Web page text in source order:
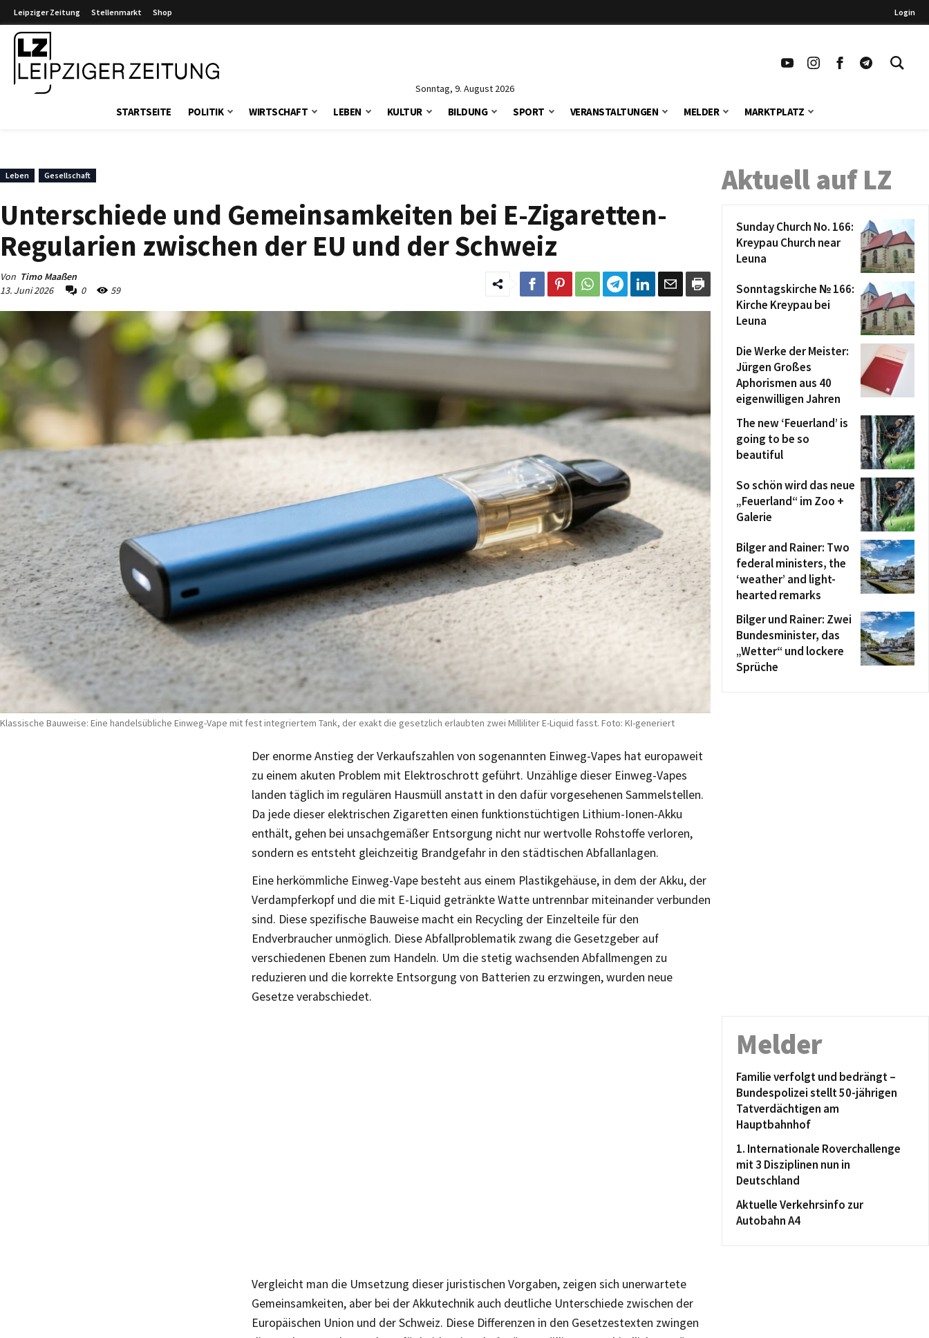
Leipziger Zeitung Stellenmarkt Shop Login
Sonntag, 9. August 2026
STARTSEITE POLITIK WIRTSCHAFT LEBEN KULTUR BILDUNG SPORT VERANSTALTUNGEN MELDER MARKTPLATZ
Leben Gesellschaft
Unterschiede und Gemeinsamkeiten bei E-Zigaretten-
Regularien zwischen der EU und der Schweiz
Von Timo Maaßen
13. Juni 2026
0 59
Klassische Bauweise: Eine handelsübliche Einweg-Vape mit fest integriertem Tank, der exakt die gesetzlich erlaubten zwei Milliliter E-Liquid fasst. Foto: KI-generiert
Der enorme Anstieg der Verkaufszahlen von sogenannten Einweg-Vapes hat europaweit
zu einem akuten Problem mit Elektroschrott geführt. Unzählige dieser Einweg-Vapes
landen täglich im regulären Hausmüll anstatt in den dafür vorgesehenen Sammelstellen.
Da jede dieser elektrischen Zigaretten einen funktionstüchtigen Lithium-Ionen-Akku
enthält, gehen bei unsachgemäßer Entsorgung nicht nur wertvolle Rohstoffe verloren,
sondern es entsteht gleichzeitig Brandgefahr in den städtischen Abfallanlagen.
Eine herkömmliche Einweg-Vape besteht aus einem Plastikgehäuse, in dem der Akku, der
Verdampferkopf und die mit E-Liquid getränkte Watte untrennbar miteinander verbunden
sind. Diese spezifische Bauweise macht ein Recycling der Einzelteile für den
Endverbraucher unmöglich. Diese Abfallproblematik zwang die Gesetzgeber auf
verschiedenen Ebenen zum Handeln. Um die stetig wachsenden Abfallmengen zu
reduzieren und die korrekte Entsorgung von Batterien zu erzwingen, wurden neue
Gesetze verabschiedet.
Vergleicht man die Umsetzung dieser juristischen Vorgaben, zeigen sich unerwartete
Gemeinsamkeiten, aber bei der Akkutechnik auch deutliche Unterschiede zwischen der
Europäischen Union und der Schweiz. Diese Differenzen in den Gesetzestexten zwingen
Aktuell auf LZ
Sunday Church No. 166:
Kreypau Church near
Leuna
Sonntagskirche № 166:
Kirche Kreypau bei
Leuna
Die Werke der Meister:
Jürgen Großes
Aphorismen aus 40
eigenwilligen Jahren
The new ‘Feuerland’ is
going to be so
beautiful
So schön wird das neue
„Feuerland“ im Zoo +
Galerie
Bilger and Rainer: Two
federal ministers, the
‘weather’ and light-
hearted remarks
Bilger und Rainer: Zwei
Bundesminister, das
„Wetter“ und lockere
Sprüche
Melder
Familie verfolgt und bedrängt –
Bundespolizei stellt 50-jährigen
Tatverdächtigen am
Hauptbahnhof
1. Internationale Roverchallenge
mit 3 Disziplinen nun in
Deutschland
Aktuelle Verkehrsinfo zur
Autobahn A4